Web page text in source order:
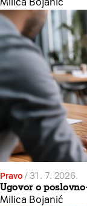
Milica Bojanić
Pravo / 31. 7. 2026.
Ugovor o
Milica Bojanić